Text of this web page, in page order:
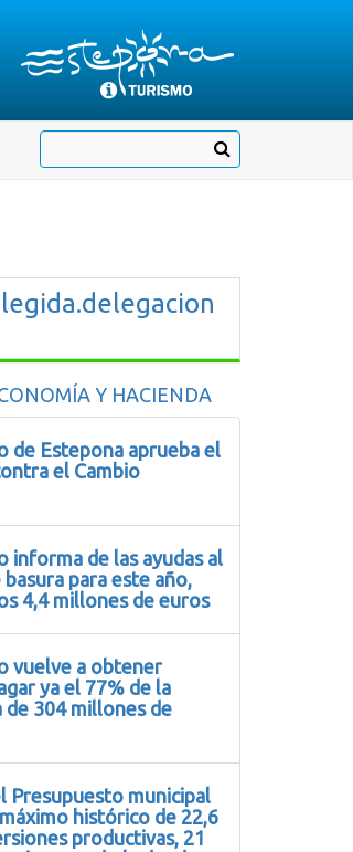
página
Buscar
Y HACIENDA
de Estepona aprueba el
el Cambio
informa de las ayudas al
basura para este año,
4,4 millones de euros
vuelve a obtener
ya el 77% de la
de 304 millones de
Presupuesto municipal
histórico de 22,6
productivas, 21